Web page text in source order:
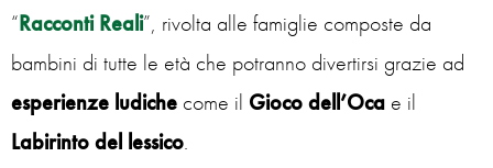
“Racconti Reali”, rivolta alle famiglie composte da
bambini di tutte le età che potranno divertirsi grazie ad
esperienze ludiche come il Gioco dell’Oca e il
Labirinto del lessico.